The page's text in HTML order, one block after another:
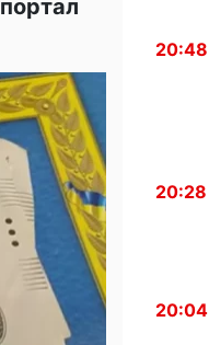
портал
20:48
20:28
20:04